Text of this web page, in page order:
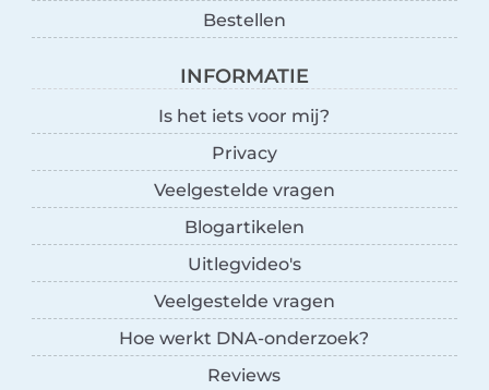
Bestellen
INFORMATIE
Is het iets voor mij?
Privacy
Veelgestelde vragen
Blogartikelen
Uitlegvideo's
Veelgestelde vragen
Hoe werkt DNA-onderzoek?
Reviews